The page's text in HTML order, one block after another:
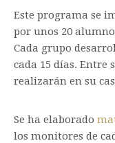
Este programa se
por unos 20
Cada grupo
cada 15 días. Entre
realizarán en su
Se ha elaborado
los monitores de